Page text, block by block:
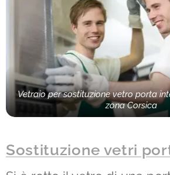
Vetraio per sostituzione vetro porta
zona Corsica
Sostituzione vetri